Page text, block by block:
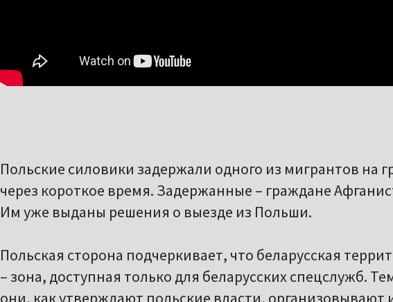
Польские силовики задержали одного из мигрантов на
через короткое время. Задержанные – граждане
Им уже выданы решения о выезде из Польши.
Польская сторона подчеркивает, что беларусская
– зона, доступная только для беларусских спецслужб.